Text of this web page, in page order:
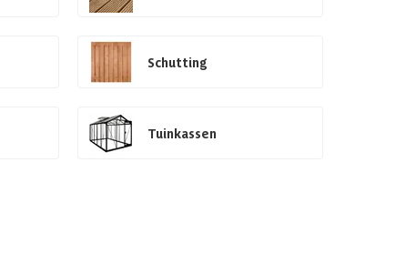
Schutting
Tuinkassen